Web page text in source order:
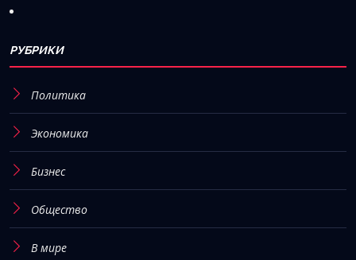
РУБРИКИ
Политика
Экономика
Бизнес
Общество
В мире